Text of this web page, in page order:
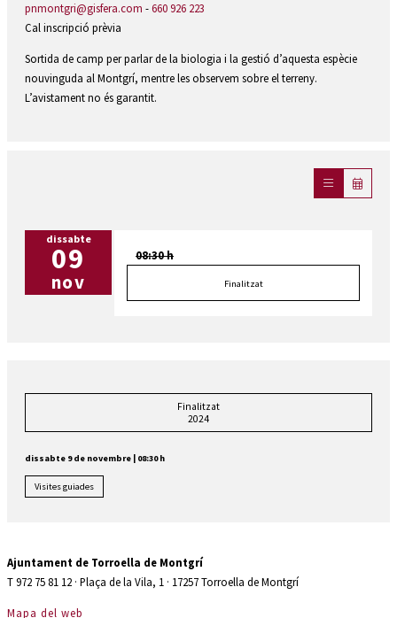
pnmontgri@gisfera.com -660 926 223
Cal inscripció prèvia
Sortida de camp per parlar de la biologia i la gestió d’aquesta espècie
nouvinguda al Montgrí, mentre les observem sobre el terreny.
L’avistament no és garantit.
dissabte
09
nov
08:30 h
Finalitzat
Finalitzat
2024
dissabte 9 de novembre | 08:30 h
Visites guiades
Ajuntament de Torroella de Montgrí
T 972 75 81 12 · Plaça de la Vila, 1 · 17257 Torroella de Montgrí
Mapa del web